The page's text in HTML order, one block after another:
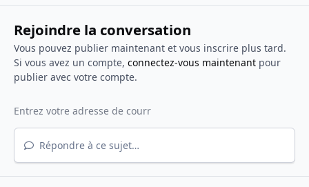
Rejoindre la conversation
Vous pouvez publier maintenant et vous inscrire plus tard.
Si vous avez un compte, connectez-vous maintenantpour
publier avec votre compte.
Répondre à ce sujet…